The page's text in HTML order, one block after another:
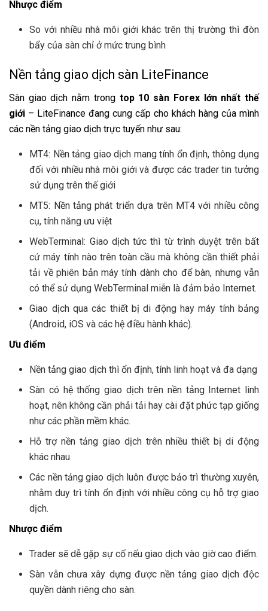
Nhược điểm
So với nhiều nhà môi giới khác trên thị trường thì đòn
bẩy của sàn chỉ ở mức trung bình
Nền tảng giao dịch sàn LiteFinance
Sàn giao dịch nằm trong top 10 sàn Forex lớn nhất thế
giới – LiteFinance đang cung cấp cho khách hàng của mình
các nền tảng giao dịch trực tuyến như sau:
MT4: Nền tảng giao dịch mang tính ổn định, thông dụng
đối với nhiều nhà môi giới và được các trader tin tưởng
sử dụng trên thế giới
MT5: Nền tảng phát triển dựa trên MT4 với nhiều công
cụ, tính năng ưu việt
WebTerminal: Giao dịch tức thì từ trình duyệt trên bất
cứ máy tính nào trên toàn cầu mà không cần thiết phải
tải về phiên bản máy tính dành cho để bàn, nhưng vẫn
có thể sử dụng WebTerminal miễn là đảm bảo Internet.
Giao dịch qua các thiết bị di động hay máy tính bảng
(Android, iOS và các hệ điều hành khác).
Ưu điểm
Nền tảng giao dịch thì ổn định, tính linh hoạt và đa dạng
Sàn có hệ thống giao dịch trên nền tảng Internet linh
hoạt, nên không cần phải tải hay cài đặt phức tạp giống
như các phần mềm khác.
Hỗ trợ nền tảng giao dịch trên nhiều thiết bị di động
khác nhau
Các nền tảng giao dịch luôn được bảo trì thường xuyên,
nhằm duy trì tính ổn định với nhiều công cụ hỗ trợ giao
dịch.
Nhược điểm
Trader sẽ dễ gặp sự cố nếu giao dịch vào giờ cao điểm.
Sàn vẫn chưa xây dựng được nền tảng giao dịch độc
quyền dành riêng cho sàn.